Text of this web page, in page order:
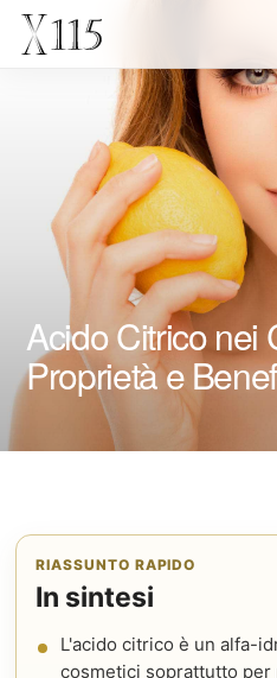
Acido Citrico nei
Proprietà e
RIASSUNTO RAPIDO
In sintesi
L'acido citrico è un alfa-
cosmetici soprattutto